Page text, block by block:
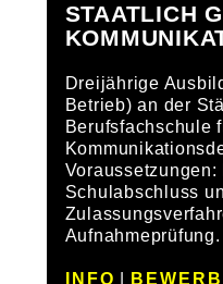
STAATLICH
Dreijährige
Betrieb) an der
Berufsfachschule
Voraussetzungen:
Schulabschluss
Aufnahmeprüfung.
INFO